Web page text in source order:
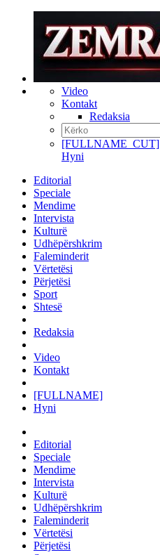
Video
Kontakt
Redaksia
[FULLNAME_CUT]
Hyni
Editorial
Speciale
Mendime
Intervista
Kulturë
Udhëpërshkrim
Faleminderit
Vërtetësi
Përjetësi
Sport
Shtesë
Redaksia
Video
Kontakt
[FULLNAME]
Hyni
Editorial
Speciale
Mendime
Intervista
Kulturë
Udhëpërshkrim
Faleminderit
Vërtetësi
Përjetësi